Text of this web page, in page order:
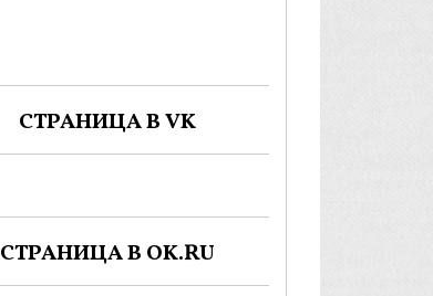
СТРАНИЦА В VK
СТРАНИЦА В OK.RU